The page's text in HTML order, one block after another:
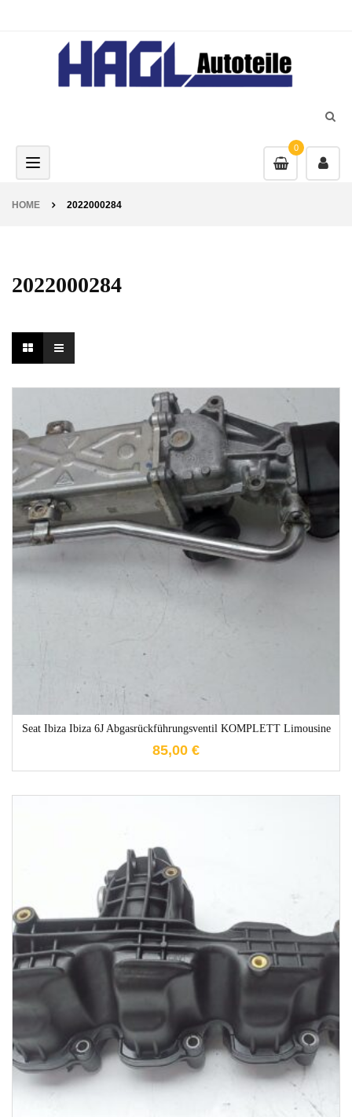
0
Toggle navigation
HOME 2022000284
2022000284
Seat Ibiza Ibiza 6J Abgasrückführungsventil KOMPLETT Limousine
85,00 €
1-3 Werktage
1-3 Werktage